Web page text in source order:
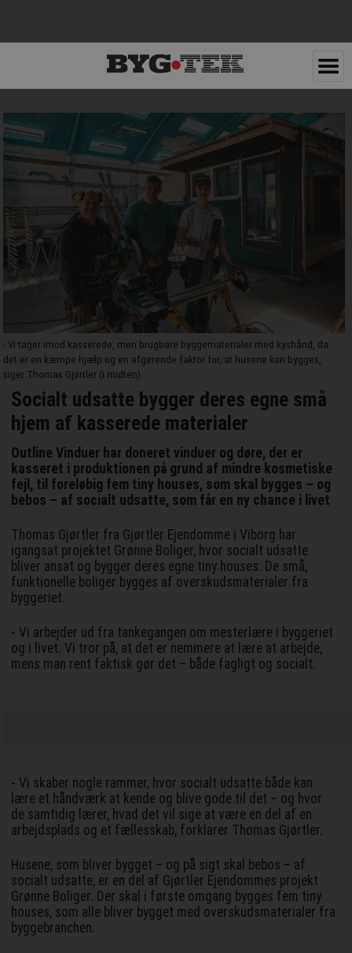
- Vi tager imod kasserede, men brugbare byggematerialer med kyshånd, da
det er en kæmpe hjælp og en afgørende faktor for, at husene kan bygges,
siger Thomas Gjørtler (i midten).
Socialt udsatte bygger deres egne små
hjem af kasserede materialer
Outline Vinduer har doneret vinduer og døre, der er
kasseret i produktionen på grund af mindre kosmetiske
fejl, til foreløbig fem tiny houses, som skal bygges – og
bebos – af socialt udsatte, som får en ny chance i livet
Thomas Gjørtler fra Gjørtler Ejendomme i Viborg har
igangsat projektet Grønne Boliger, hvor socialt udsatte
bliver ansat og bygger deres egne tiny houses. De små,
funktionelle boliger bygges af overskudsmaterialer fra
byggeriet.
- Vi arbejder ud fra tankegangen om mesterlære i byggeriet
og i livet. Vi tror på, at det er nemmere at lære at arbejde,
mens man rent faktisk gør det – både fagligt og socialt.
- Vi skaber nogle rammer, hvor socialt udsatte både kan
lære et håndværk at kende og blive gode til det – og hvor
de samtidig lærer, hvad det vil sige at være en del af en
arbejdsplads og et fællesskab, forklarer Thomas Gjørtler.
Husene, som bliver bygget – og på sigt skal bebos – af
socialt udsatte, er en del af Gjørtler Ejendommes projekt
Grønne Boliger. Der skal i første omgang bygges fem tiny
houses, som alle bliver bygget med overskudsmaterialer fra
byggebranchen.